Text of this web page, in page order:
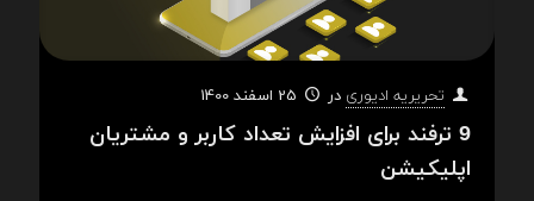
تحریریه ادیوری در 25 اسفند 1400
9 ترفند برای افزایش تعداد کاربر و مشتریان
اپلیکیشن